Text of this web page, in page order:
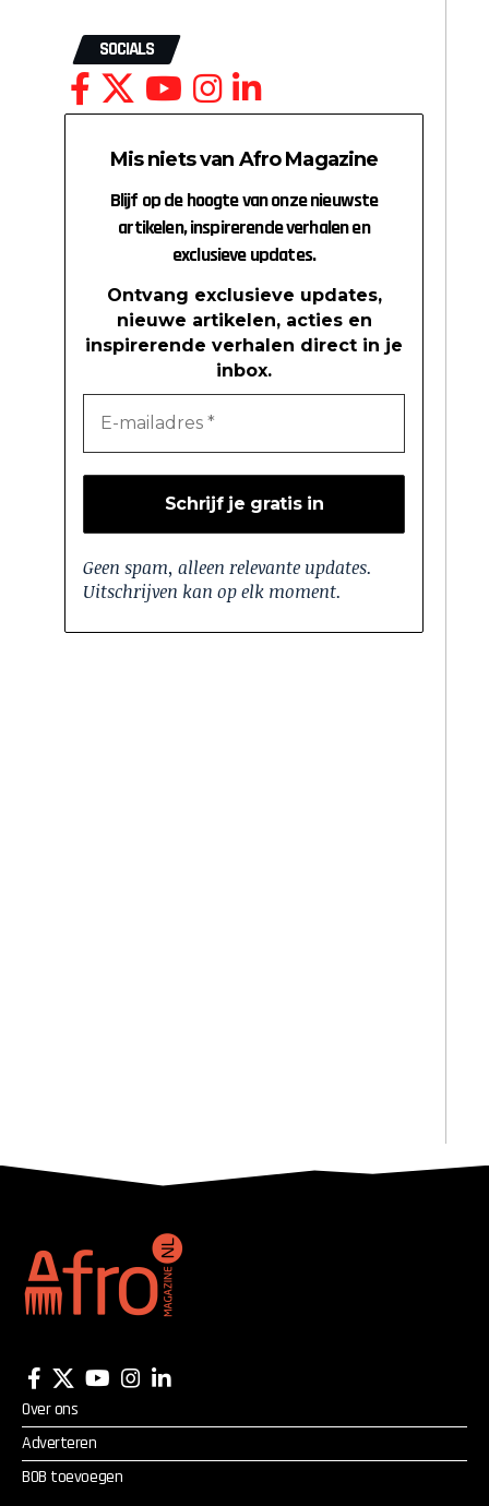
SOCIALS
Mis niets van Afro Magazine
Blijf op de hoogte van onze nieuwste
artikelen, inspirerende verhalen en
exclusieve updates.
Ontvang exclusieve updates,
nieuwe artikelen, acties en
inspirerende verhalen direct in je
inbox.
Geen spam, alleen relevante updates.
Uitschrijven kan op elk moment.
Over ons
Adverteren
BOB toevoegen